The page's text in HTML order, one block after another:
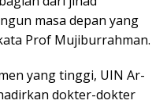
masa depan yang
Prof Mujiburrahman.
yang tinggi, UIN Ar-
dokter-dokter